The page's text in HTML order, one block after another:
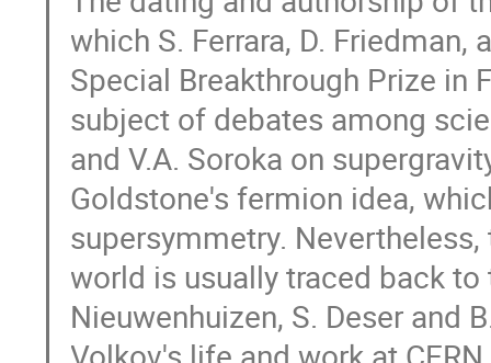
which S. Ferrara, D.
Special Breakthrough Prize in
subject of debates among
and V.A. Soroka on
Goldstone's fermion idea,
supersymmetry.
world is usually traced back to
Nieuwenhuizen, S. Deser and